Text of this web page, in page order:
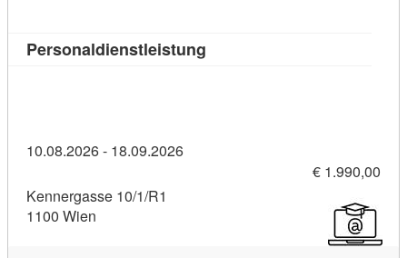
Personaldienstleistung
10.08.2026 - 18.09.2026
€ 1.990,00
Kennergasse 10/1/R1
1100 Wien